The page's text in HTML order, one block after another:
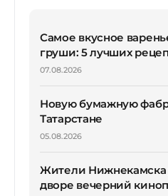
Самое вкусное
груши: 5 лучших
07.08.2026
Новую бумажную
Татарстане
05.08.2026
Жители Нижнекамска
дворе вечерний